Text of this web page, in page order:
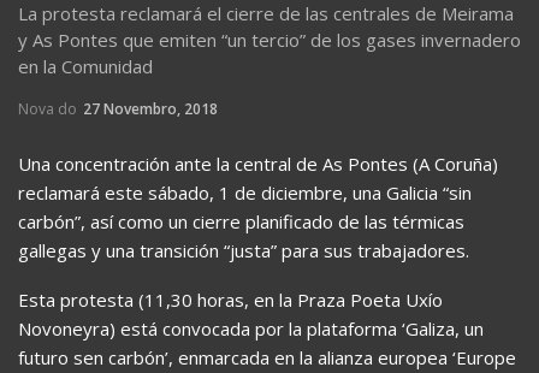
La protesta reclamará el cierre de las centrales de Meirama
y As Pontes que emiten “un tercio” de los gases invernadero
en la Comunidad
Nova do 27 Novembro, 2018
Una concentración ante la central de As Pontes (A Coruña)
reclamará este sábado, 1 de diciembre, una Galicia “sin
carbón”, así como un cierre planificado de las térmicas
gallegas y una transición “justa” para sus trabajadores.
Esta protesta (11,30 horas, en la Praza Poeta Uxío
Novoneyra) está convocada por la plataforma ‘Galiza, un
futuro sen carbón’, enmarcada en la alianza europea ‘Europe